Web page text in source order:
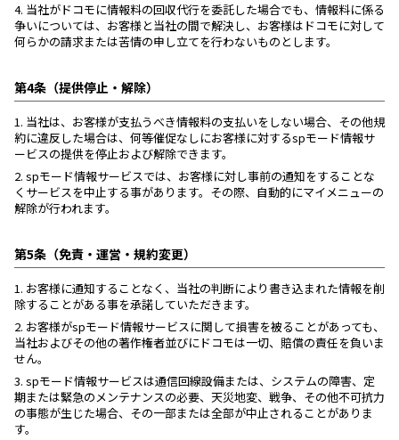
4. 当社がドコモに情報料の回収代行を委託した場合でも、情報料に係る
争いについては、お客様と当社の間で解決し、お客様はドコモに対して
何らかの請求または苦情の申し立てを行わないものとします。
第4条（提供停止・解除）
1. 当社は、お客様が支払うべき情報料の支払いをしない場合、その他規
約に違反した場合は、何等催促なしにお客様に対するspモード情報サ
ービスの提供を停止および解除できます。
2. spモード情報サービスでは、お客様に対し事前の通知をすることな
くサービスを中止する事があります。その際、自動的にマイメニューの
解除が行われます。
第5条（免責・運営・規約変更）
1. お客様に通知することなく、当社の判断により書き込まれた情報を削
除することがある事を承諾していただきます。
2. お客様がspモード情報サービスに関して損害を被ることがあっても、
当社およびその他の著作権者並びにドコモは一切、賠償の責任を負いま
せん。
3. spモード情報サービスは通信回線設備または、システムの障害、定
期または緊急のメンテナンスの必要、天災地変、戦争、その他不可抗力
の事態が生じた場合、その一部または全部が中止されることがありま
す。